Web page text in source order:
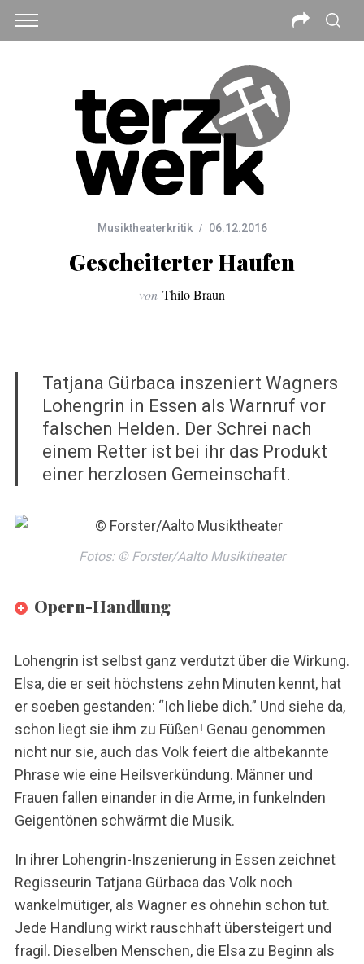
Musiktheaterkritik 06.12.2016
Gescheiterter Haufen
von Thilo Braun
Tatjana Gürbaca inszeniert Wagners
Lohengrin in Essen als Warnruf vor
falschen Helden. Der Schrei nach
einem Retter ist bei ihr das Produkt
einer herzlosen Gemeinschaft.
Fotos: © Forster/Aalto Musiktheater
Opern-Handlung
Lohengrin ist selbst ganz verdutzt über die Wirkung.
Elsa, die er seit höchstens zehn Minuten kennt, hat
er soeben gestanden: “Ich liebe dich.” Und siehe da,
schon liegt sie ihm zu Füßen! Genau genommen
nicht nur sie, auch das Volk feiert die altbekannte
Phrase wie eine Heilsverkündung. Männer und
Frauen fallen einander in die Arme, in funkelnden
Geigentönen schwärmt die Musik.
In ihrer Lohengrin-Inszenierung in Essen zeichnet
Regisseurin Tatjana Gürbaca das Volk noch
wankelmütiger, als Wagner es ohnehin schon tut.
Jede Handlung wirkt rauschhaft übersteigert und
fragil. Dieselben Menschen, die Elsa zu Beginn als